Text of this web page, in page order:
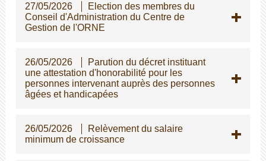
27/05/2026
Election des membres du
Conseil d'Administration du Centre de
Gestion de l'ORNE
26/05/2026
Parution du décret instituant
une attestation d'honorabilité pour les
personnes intervenant auprès des personnes
gées et handicapées
26/05/2026
Relèvement du salaire
minimum de croissance